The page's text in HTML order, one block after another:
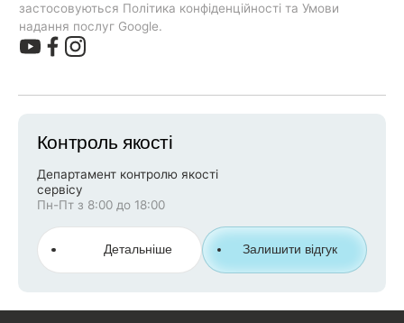
застосовуються Політика конфіденційності та Умови
надання послуг Google.
Контроль якості
Департамент контролю якості
сервісу
Пн-Пт з 8:00 до 18:00
Детальніше Залишити відгук